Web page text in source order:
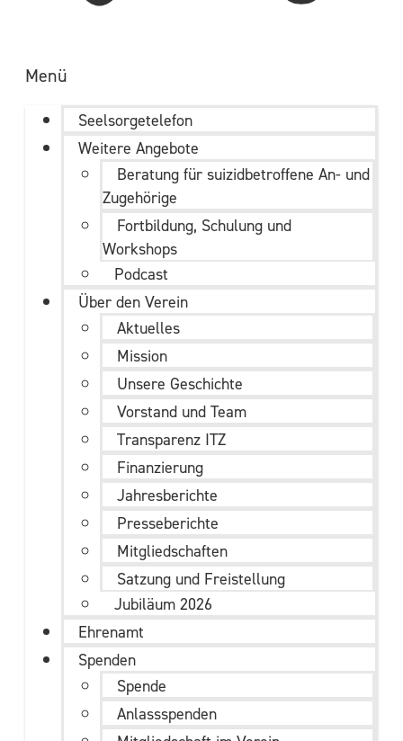
Menü
Seelsorgetelefon
Weitere Angebote
Beratung für suizidbetroffene An- und
Zugehörige
Fortbildung, Schulung und
Workshops
Podcast
Über den Verein
Aktuelles
Mission
Unsere Geschichte
Vorstand und Team
Transparenz ITZ
Finanzierung
Jahresberichte
Presseberichte
Mitgliedschaften
Satzung und Freistellung
Jubiläum 2026
Ehrenamt
Spenden
Spende
Anlassspenden